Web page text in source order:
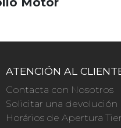
ATENCIÓN AL
Contacta con Nosotros
Solicitar una devolución
Horários de Apertura